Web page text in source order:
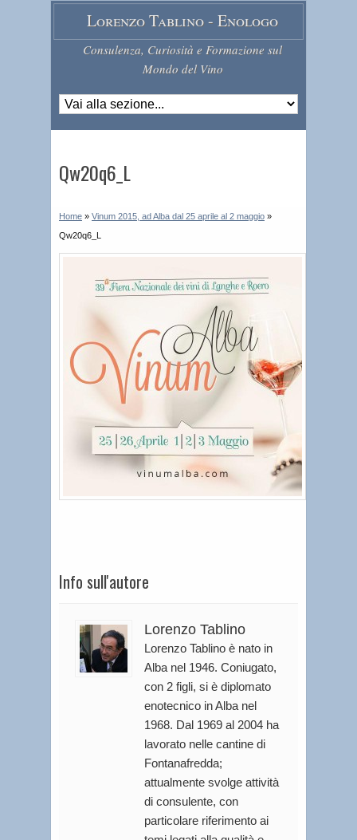
Lorenzo Tablino - Enologo
Consulenza, Curiosità e Formazione sul
Mondo del Vino
Qw20q6_L
Home » Vinum 2015, ad Alba dal 25 aprile al 2 maggio »
Qw20q6_L
Info sull'autore
Lorenzo Tablino
Lorenzo Tablino è nato in
Alba nel 1946. Coniugato,
con 2 figli, si è diplomato
enotecnico in Alba nel
1968. Dal 1969 al 2004 ha
lavorato nelle cantine di
Fontanafredda;
attualmente svolge attività
di consulente, con
particolare riferimento ai